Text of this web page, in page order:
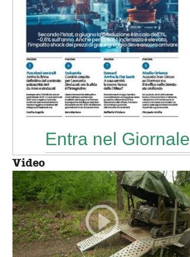
Entra nel Giornale
Video